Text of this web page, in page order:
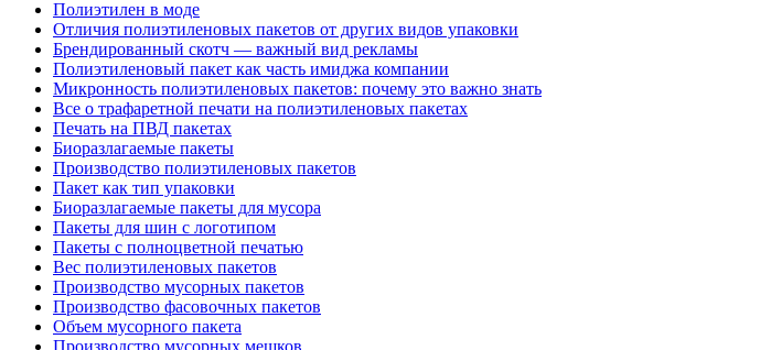
Полиэтилен в моде
Отличия полиэтиленовых пакетов от других видов упаковки
Брендированный скотч — важный вид рекламы
Полиэтиленовый пакет как часть имиджа компании
Микронность полиэтиленовых пакетов: почему это важно знать
Все о трафаретной печати на полиэтиленовых пакетах
Печать на ПВД пакетах
Биоразлагаемые пакеты
Производство полиэтиленовых пакетов
Пакет как тип упаковки
Биоразлагаемые пакеты для мусора
Пакеты для шин с логотипом
Пакеты с полноцветной печатью
Вес полиэтиленовых пакетов
Производство мусорных пакетов
Производство фасовочных пакетов
Объем мусорного пакета
Производство мусорных мешков